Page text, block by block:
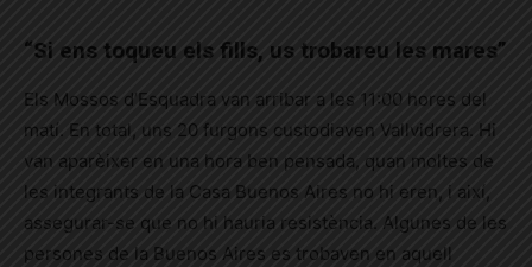
“Si ens toqueu els fills, us trobareu les mares”
Els Mossos d’Esquadra van arribar a les 11:00 hores del
matí. En total, uns 20 furgons custodiaven Vallvidrera. Hi
van aparèixer en una hora ben pensada, quan moltes de
les integrants de la Casa Buenos Aires no hi eren, i així,
assegurar-se que no hi hauria resistència. Algunes de les
persones de la Buenos Aires es trobaven en aquell